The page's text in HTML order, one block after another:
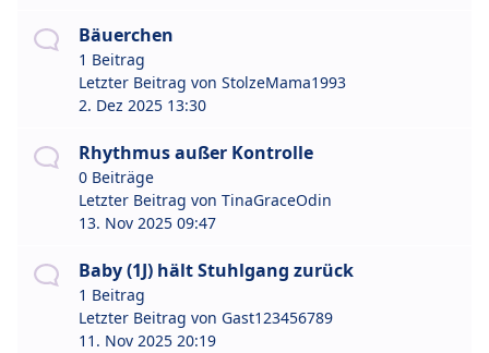
Bäuerchen
1 Beitrag
Letzter Beitrag von StolzeMama1993
2. Dez 2025 13:30
Rhythmus außer Kontrolle
0 Beiträge
Letzter Beitrag von TinaGraceOdin
13. Nov 2025 09:47
Baby (1J) hält Stuhlgang zurück
1 Beitrag
Letzter Beitrag von Gast123456789
11. Nov 2025 20:19